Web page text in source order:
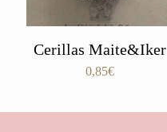
Cerillas Maite&Iker
0,85€